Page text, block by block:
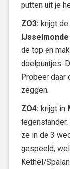
putten uit je
ZO3: krijgt
IJsselmonde
de top en
doelpuntjes.
Probeer daar
zeggen.
ZO4: krijgt in
ze in de 3
gespeeld,
Kethel/